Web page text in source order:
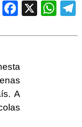
Facebook WhatsApp
A